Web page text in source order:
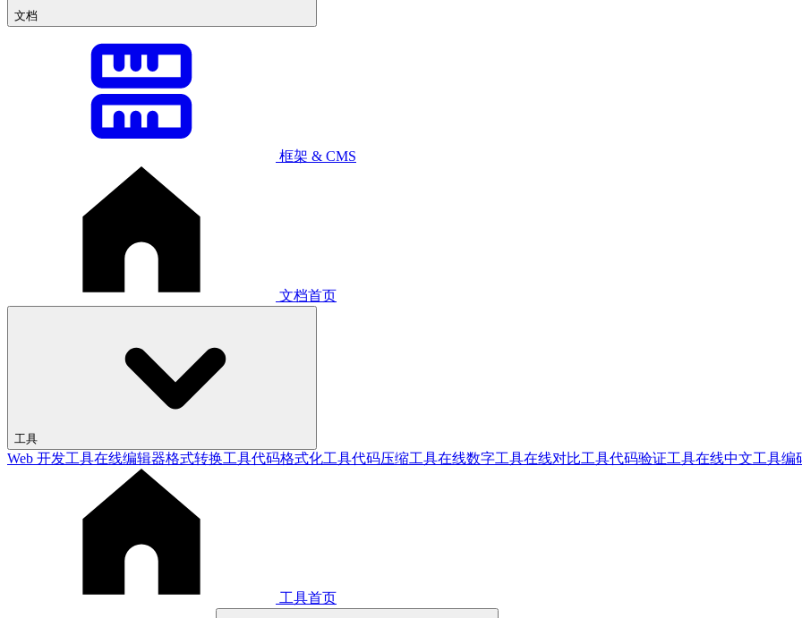
文档
框架 & CMS
文档首页
工具
Web 开发工具在线编辑器格式转换工具代码格式化工具代码压缩工具在线数字工具在线对比工具代码验证工具在线中文工具编
工具首页